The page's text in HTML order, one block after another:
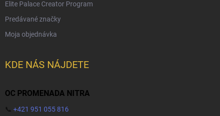
Elite Palace Creator Program
Predávané značky
Moja objednávka
KDE NÁS NÁJDETE
OC PROMENADA NITRA
📞 +421 951 055 816